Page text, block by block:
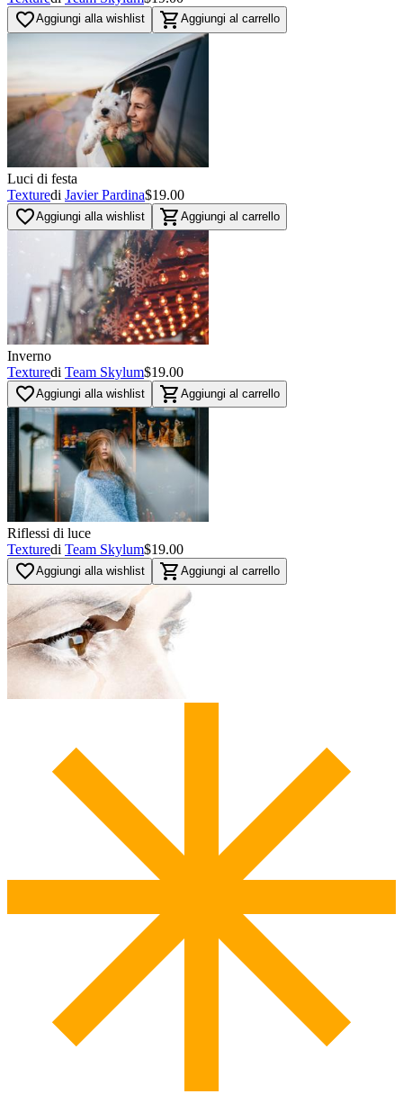
favorite_borderAggiungi alla wishlist shopping_cart Aggiungi al carrello
Luci di festa
Texturedi Javier Pardina$19.00
favorite_borderAggiungi alla wishlist shopping_cart Aggiungi al carrello
Inverno
Texturedi Team Skylum$19.00
favorite_borderAggiungi alla wishlist shopping_cart Aggiungi al carrello
Riflessi di luce
Texturedi Team Skylum$19.00
favorite_borderAggiungi alla wishlist shopping_cart Aggiungi al carrello